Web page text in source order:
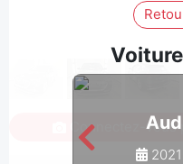
2021
Connectez-vous